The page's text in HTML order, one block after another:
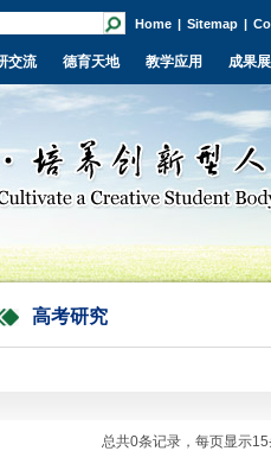
Home | Sitemap |
交流 德育天地 教学应用 成果
高考研究
总共0条记录，每页显示